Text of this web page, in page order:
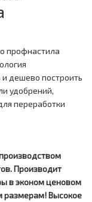
профнастила
и дешево построить
удобрений,
переработки
Производит
в эконом ценовом
размерам! Высокое